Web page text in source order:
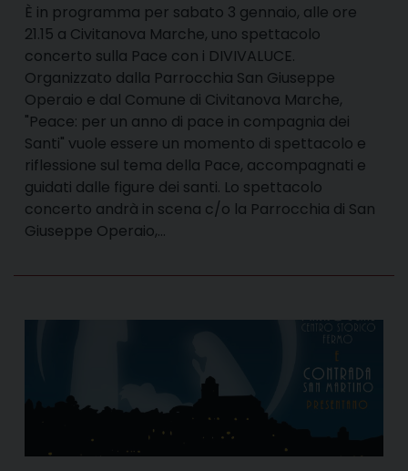
È in programma per sabato 3 gennaio, alle ore
21.15 a Civitanova Marche, uno spettacolo
concerto sulla Pace con i DIVIVALUCE.
Organizzato dalla Parrocchia San Giuseppe
Operaio e dal Comune di Civitanova Marche,
"Peace: per un anno di pace in compagnia dei
Santi" vuole essere un momento di spettacolo e
riflessione sul tema della Pace, accompagnati e
guidati dalle figure dei santi. Lo spettacolo
concerto andrà in scena c/o la Parrocchia di San
Giuseppe Operaio,…